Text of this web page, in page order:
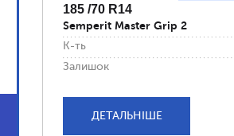
185 /70 R14
Semperit Master Grip 2
К-ть
Залишок
ДЕТАЛЬНІШЕ